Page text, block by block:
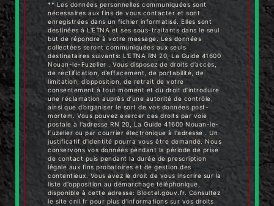
** Les données personnelles communiquées sont
nécessaires aux fins de vous contacter et sont
enregistrées dans un fichier informatisé. Elles sont
destinées à L'ETNA et ses sous-traitants dans le seul
but de répondre à votre message. Les données
collectées seront communiquées aux seuls
destinataires suivants: L'ETNA RN 20, La Guide 41600
Nouan-le-Fuzelier . Vous disposez de droits d’accès,
de rectification, d’effacement, de portabilité, de
limitation, d’opposition, de retrait de votre
consentement à tout moment et du droit d’introduire
une réclamation auprès d’une autorité de contrôle,
ainsi que d’organiser le sort de vos données post-
mortem. Vous pouvez exercer ces droits par voie
postale à l'adresse RN 20, La Guide 41600 Nouan-le-
Fuzelier ou par courrier électronique à l'adresse . Un
justificatif d'identité pourra vous être demandé. Nous
conservons vos données pendant la période de prise
de contact puis pendant la durée de prescription
légale aux fins probatoires et de gestion des
contentieux. Vous avez le droit de vous inscrire sur la
liste d'opposition au démarchage téléphonique,
disponible à cette adresse: Bloctel.gouv.fr. Consultez
le site cnil.fr pour plus d’informations sur vos droits.